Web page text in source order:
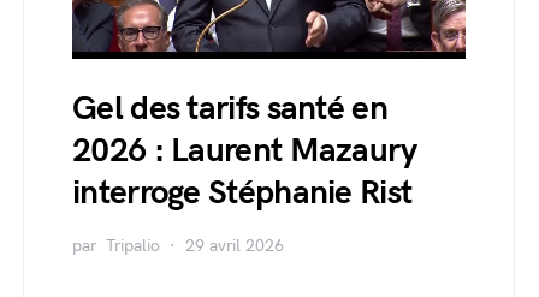
Gel des tarifs santé en
2026 : Laurent Mazaury
interroge Stéphanie Rist
par Tripalio 29 avril 2026